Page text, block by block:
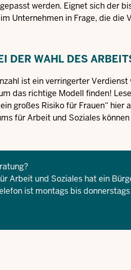
werden. Eignet sich der
Unternehmen in Frage, die die
DER WAHL DES
ist ein verringerter
das richtige Modell finden!
großes Risiko für Frauen“ hier
für Arbeit und Soziales
Arbeit und Soziales hat ein
ist montags bis